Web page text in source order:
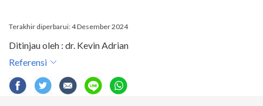
Terakhir diperbarui: 4 Desember 2024